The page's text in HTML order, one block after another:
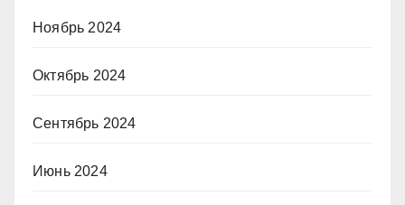
Ноябрь 2024
Октябрь 2024
Сентябрь 2024
Июнь 2024